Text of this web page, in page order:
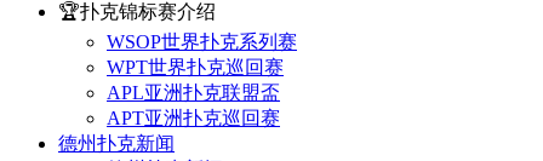
🏆扑克锦标赛介绍
WSOP世界扑克系列赛
WPT世界扑克巡回赛
APL亚洲扑克联盟盃
APT亚洲扑克巡回赛
德州扑克新闻